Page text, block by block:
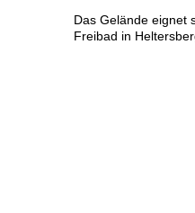
Das Gelände eignet
Freibad in